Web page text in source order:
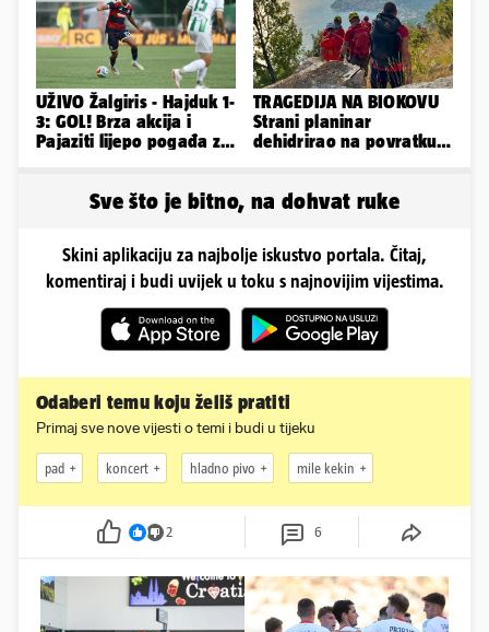
UŽIVO Žalgiris - Hajduk 1-
3: GOL! Brza akcija i
Pajaziti lijepo pogađa za
TRAGEDIJA NA BIOKOVU
Strani planinar
dehidrirao na povratku s
Sve što je bitno, na dohvat ruke
Skini aplikaciju za najbolje iskustvo portala. Čitaj,
komentiraj i budi uvijek u toku s najnovijim vijestima.
Odaberi temu koju želiš pratiti
Primaj sve nove vijesti o temi i budi u tijeku
pad koncert hladno pivo mile kekin
2 6